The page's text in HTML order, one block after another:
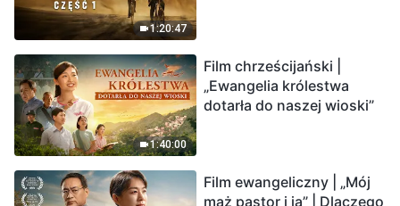
1:20:47
1:40:00
Film chrześcijański |
„Ewangelia królestwa
dotarła do naszej wioski”
Film ewangeliczny | „Mój
mąż pastor i ja” | Dlaczego